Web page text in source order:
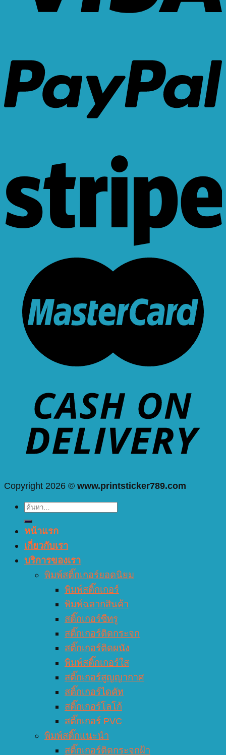
Copyright 2026 © www.printsticker789.com
ค้นหา:
หน้าแรก
เกี่ยวกับเรา
บริการของเรา
พิมพ์สติ๊กเกอร์ยอดนิยม
พิมพ์สติ๊กเกอร์
พิมพ์ฉลากสินค้า
สติ๊กเกอร์ซีทรู
สติ๊กเกอร์ติดกระจก
สติ๊กเกอร์ติดผนัง
พิมพ์สติ๊กเกอร์ใส
สติ๊กเกอร์สูญญากาศ
สติ๊กเกอร์ไดคัท
สติ๊กเกอร์โลโก้
สติ๊กเกอร์ PVC
พิมพ์สติ๊กแนะนำ
สติ๊กเกอร์ติดกระจกฝ้า